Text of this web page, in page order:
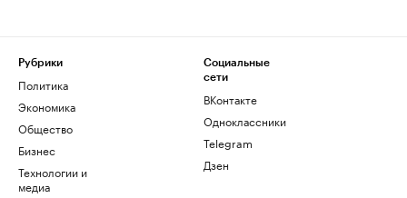
Рубрики
Политика
Экономика
Общество
Бизнес
Технологии и
медиа
Социальные
сети
ВКонтакте
Одноклассники
Telegram
Дзен